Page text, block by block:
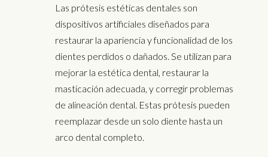
Las prótesis estéticas dentales son
dispositivos artificiales diseñados para
restaurar la apariencia y funcionalidad de los
dientes perdidos o dañados. Se utilizan para
mejorar la estética dental, restaurar la
masticación adecuada, y corregir problemas
de alineación dental. Estas prótesis pueden
reemplazar desde un solo diente hasta un
arco dental completo.